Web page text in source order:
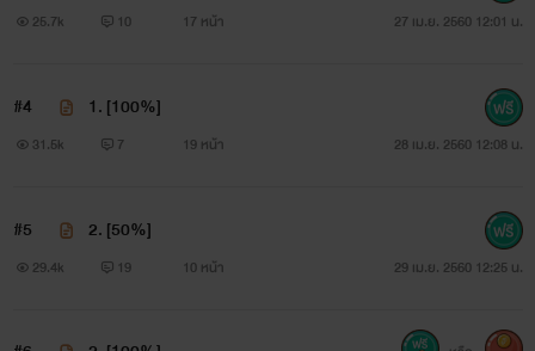
'เซ็กส์' ที่ใครๆ ก็บอกว่าดีนักหนามันไม่ได้เป็นอย่างที่คิด
และที่สำคัญ ผู้ชายคนนั้นคือเจ้านายของเธอเอง
กับผู้ชายคนแรก...และคนที่สอง
25.7k 10 17 หน้า 27 เม.ย. 2560 12:01 น.
#4 1. [100%]
31.5k 7 19 หน้า 28 เม.ย. 2560 12:08 น.
#5 2. [50%]
29.4k 19 10 หน้า 29 เม.ย. 2560 12:25 น.